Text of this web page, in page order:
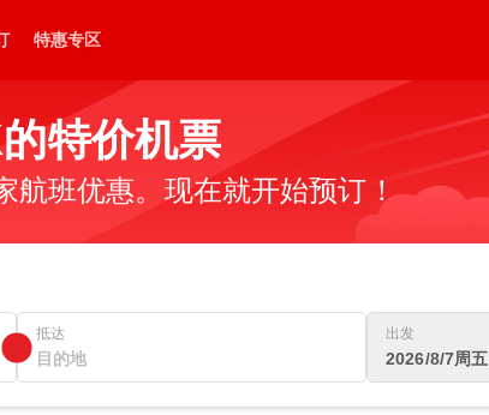
特惠专区
特价机票
航班优惠。现在就开始预订！
抵达 出发
2026/8/7周五